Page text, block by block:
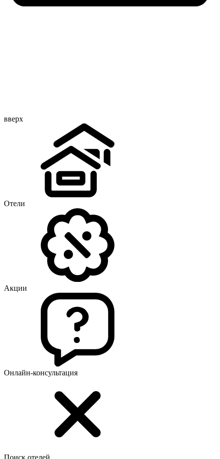
вверх
Отели
Акции
Онлайн-консультация